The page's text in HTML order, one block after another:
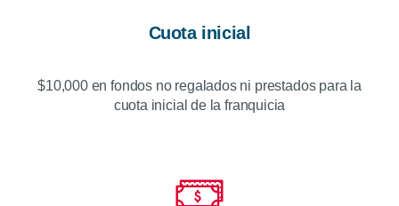
Cuota inicial
$10,000 en fondos no regalados ni prestados para la
cuota inicial de la franquicia